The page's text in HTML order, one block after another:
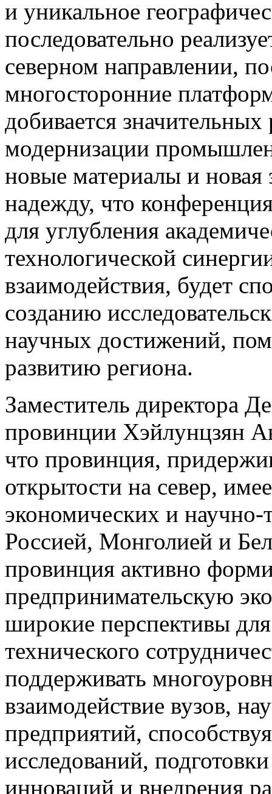
и уникальное
последовательно
северном направлении,
многосторонние
добивается значительных
модернизации
новые материалы и новая
надежду, что
для углубления
технологической
взаимодействия, будет
созданию
научных достижений,
развитию региона.
Заместитель директора
провинции Хэйлунцзян
что провинция,
открытости на север,
экономических и
Россией, Монголией и
провинция активно
предпринимательскую
широкие перспективы
технического
поддерживать
взаимодействие вузов,
предприятий,
исследований,
инноваций и внедрения